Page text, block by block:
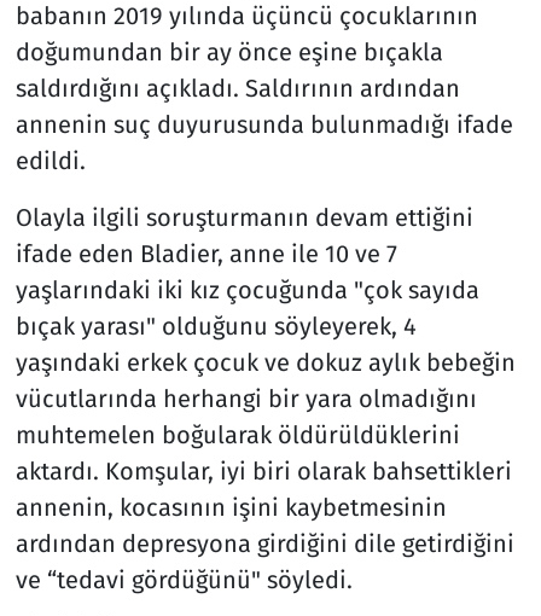
babanın 2019 yılında üçüncü çocuklarının
doğumundan bir ay önce eşine bıçakla
saldırdığını açıkladı. Saldırının ardından
annenin suç duyurusunda bulunmadığı ifade
edildi.
Olayla ilgili soruşturmanın devam ettiğini
ifade eden Bladier, anne ile 10 ve 7
yaşlarındaki iki kız çocuğunda "çok sayıda
bıçak yarası" olduğunu söyleyerek, 4
yaşındaki erkek çocuk ve dokuz aylık bebeğin
vücutlarında herhangi bir yara olmadığını
muhtemelen boğularak öldürüldüklerini
aktardı. Komşular, iyi biri olarak bahsettikleri
annenin, kocasının işini kaybetmesinin
ardından depresyona girdiğini dile getirdiğini
ve “tedavi gördüğünü" söyledi.